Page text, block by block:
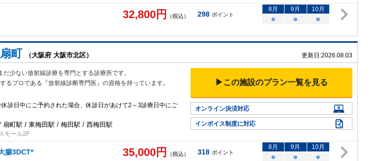
32,800円 （税込） 298 ポイント
8月 9月 10月
○
○ ○
町 （大阪府 大阪市北区） 更新日:2026.08.03
少ない放射線診療を専門とする診療所です。
るプロである『放射線診断専門医』の資格を持っています。
診日中にご予約された場合、休診日があけて2～3診療日中にご
町駅 / 東梅田駅 / 梅田駅 / 西梅田駅
モール2F
▶この施設のプラン一覧を見る
オンライン決済対応
インボイス制度に対応
腸3DCT* 35,000円 （税込） 318 ポイント
8月 9月 10月
○
○ ○